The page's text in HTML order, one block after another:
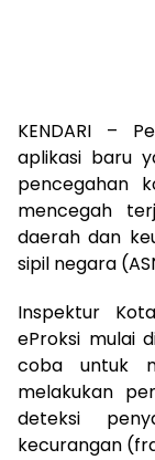
KENDARI –
aplikasi baru
pencegahan
mencegah
daerah dan
sipil negara
Inspektur
eProksi mulai
coba untuk
melakukan
deteksi
kecurangan